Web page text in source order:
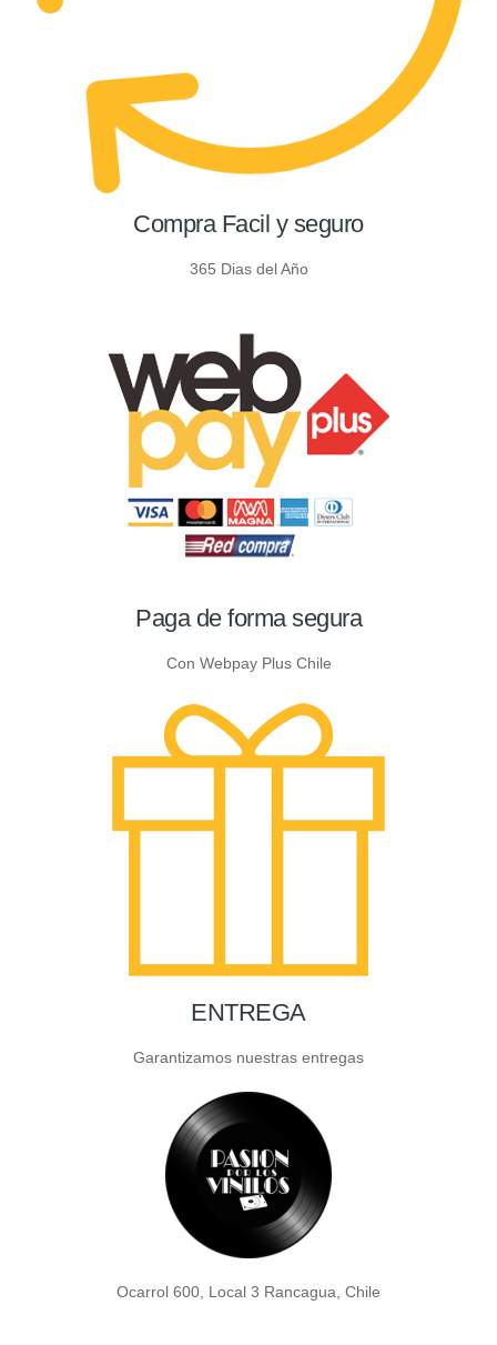
Compra Facil y seguro
365 Dias del Año
Paga de forma segura
Con Webpay Plus Chile
ENTREGA
Garantizamos nuestras entregas
Ocarrol 600, Local 3 Rancagua, Chile